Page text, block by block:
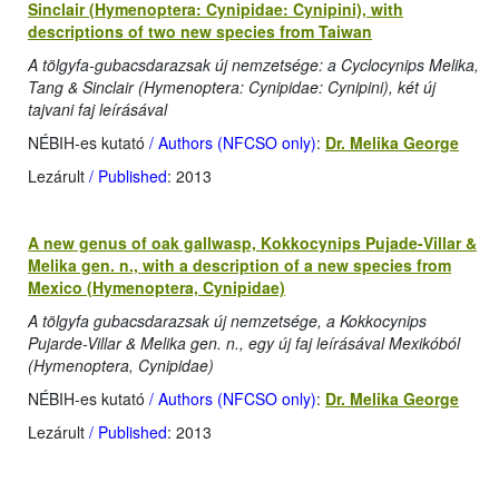
Sinclair (Hymenoptera: Cynipidae: Cynipini), with
descriptions of two new species from Taiwan
A tölgyfa-gubacsdarazsak új nemzetsége: a Cyclocynips Melika,
Tang & Sinclair (Hymenoptera: Cynipidae: Cynipini), két új
tajvani faj leírásával
NÉBIH-es kutató / Authors (NFCSO only): Dr. Melika George
Lezárult / Published: 2013
A new genus of oak gallwasp, Kokkocynips Pujade-Villar &
Melika gen. n., with a description of a new species from
Mexico (Hymenoptera, Cynipidae)
A tölgyfa gubacsdarazsak új nemzetsége, a Kokkocynips
Pujarde-Villar & Melika gen. n., egy új faj leírásával Mexikóból
(Hymenoptera, Cynipidae)
NÉBIH-es kutató / Authors (NFCSO only): Dr. Melika George
Lezárult / Published: 2013